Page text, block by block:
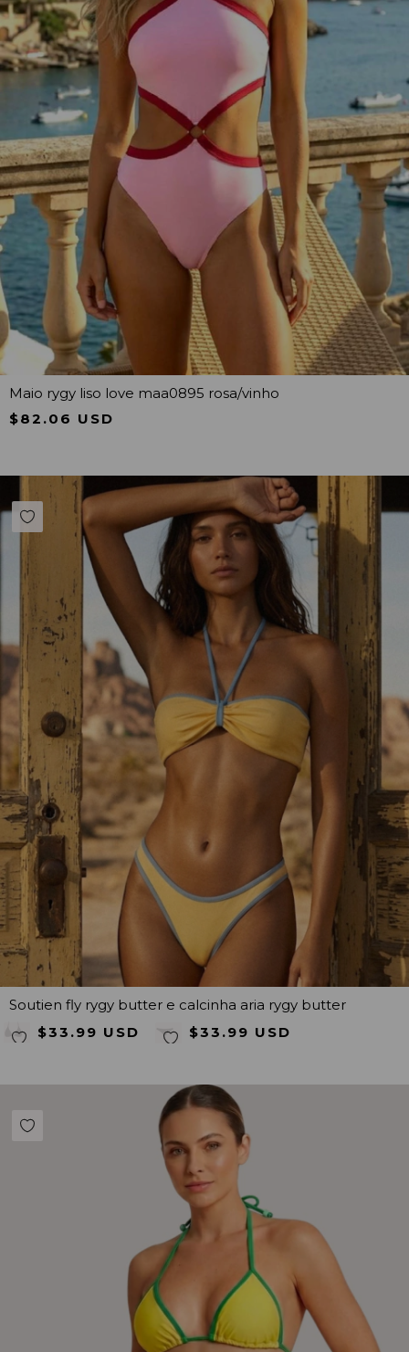
Maio rygy liso love maa0895 rosa/vinho
$82.06 USD
Soutien fly rygy butter e calcinha aria rygy butter
$33.99 USD
$33.99 USD